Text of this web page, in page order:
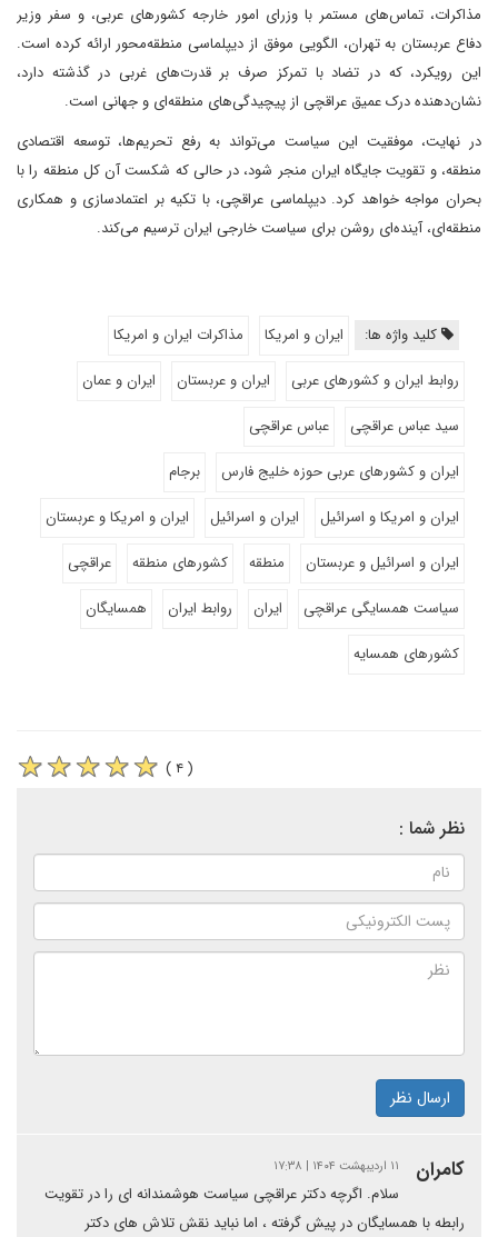
مذاکرات، تماس‌های مستمر با وزرای امور خارجه کشورهای عربی، و سفر وزیر
دفاع عربستان به تهران، الگویی موفق از دیپلماسی منطقه‌محور ارائه کرده است.
این رویکرد، که در تضاد با تمرکز صرف بر قدرت‌های غربی در گذشته دارد،
نشان‌دهنده درک عمیق عراقچی از پیچیدگی‌های منطقه‌ای و جهانی است.
در نهایت، موفقیت این سیاست می‌تواند به رفع تحریم‌ها، توسعه اقتصادی
منطقه، و تقویت جایگاه ایران منجر شود، در حالی که شکست آن کل منطقه را با
بحران مواجه خواهد کرد. دیپلماسی عراقچی، با تکیه بر اعتمادسازی و همکاری
منطقه‌ای، آینده‌ای روشن برای سیاست خارجی ایران ترسیم می‌کند.
کلید واژه ها: ایران و امریکا
مذاکرات ایران و امریکا
روابط ایران و کشورهای عربی
ایران و عربستان
ایران و عمان
سید عباس عراقچی
عباس عراقچی
ایران و کشورهای عربی حوزه خلیج فارس
برجام
ایران و امریکا و اسرائیل
ایران و اسرائیل
ایران و امریکا و عربستان
ایران و اسرائیل و عربستان
منطقه کشورهای منطقه
عراقچی
سیاست همسایگی عراقچی
ایران روابط ایران
همسایگان
کشورهای همسایه
( ۴ )
نظر شما :
ارسال نظر
کامران ۱۱ اردیبهشت ۱۴۰۴ | ۱۷:۳۸
سلام. اگرچه دکتر عراقچی سیاست هوشمندانه ای را در تقویت
رابطه با همسایگان در پیش گرفته ، اما نباید نقش تلاش های دکتر